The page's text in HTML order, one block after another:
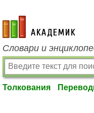
academic.ru
Словари и
Толкования